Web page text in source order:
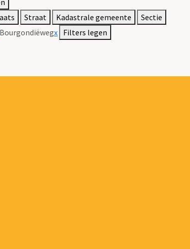
Straat Kadastrale gemeente
Sectie
Bourgondiëwegx Filters legen